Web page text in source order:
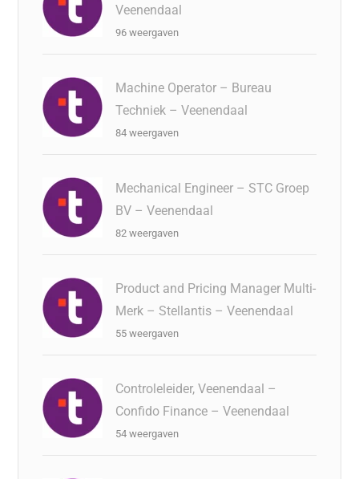
Veenendaal
96 weergaven
Machine Operator – Bureau
Techniek – Veenendaal
84 weergaven
Mechanical Engineer – STC Groep
BV – Veenendaal
82 weergaven
Product and Pricing Manager Multi-
Merk – Stellantis – Veenendaal
55 weergaven
Controleleider, Veenendaal –
Confido Finance – Veenendaal
54 weergaven